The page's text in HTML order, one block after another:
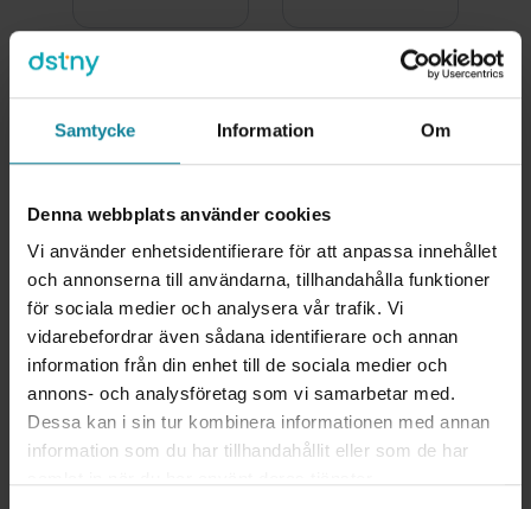
Samtycke Information Om
Denna webbplats använder cookies
Vi använder enhetsidentifierare för att anpassa innehållet
och annonserna till användarna, tillhandahålla funktioner
för sociala medier och analysera vår trafik. Vi
vidarebefordrar även sådana identifierare och annan
information från din enhet till de sociala medier och
annons- och analysföretag som vi samarbetar med.
Dessa kan i sin tur kombinera informationen med annan
information som du har tillhandahållit eller som de har